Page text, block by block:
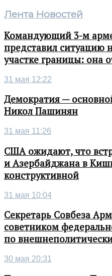
Лента Новостей
Командующий 3-м
представил ситуацию
участке границы: она
31 мая 12:22
Демократия —
Никол Пашинян
31 мая 11:26
США ожидают, что
и Азербайджана в
конструктивной
31 мая 10:04
Секретарь Совбеза
советником
по
30 мая 20:31